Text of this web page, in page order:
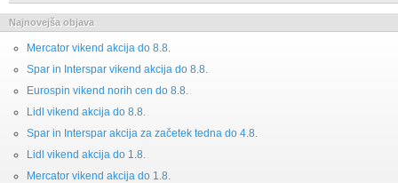
Najnovejša objava
Mercator vikend akcija do 8.8.
Spar in Interspar vikend akcija do 8.8.
Eurospin vikend norih cen do 8.8.
Lidl vikend akcija do 8.8.
Spar in Interspar akcija za začetek tedna do 4.8.
Lidl vikend akcija do 1.8.
Mercator vikend akcija do 1.8.